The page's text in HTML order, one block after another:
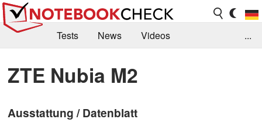
Tests News
Videos
Kaufberatung
Deals Suche
Forum
...
ZTE Nubia M2
Ausstattung / Datenblatt